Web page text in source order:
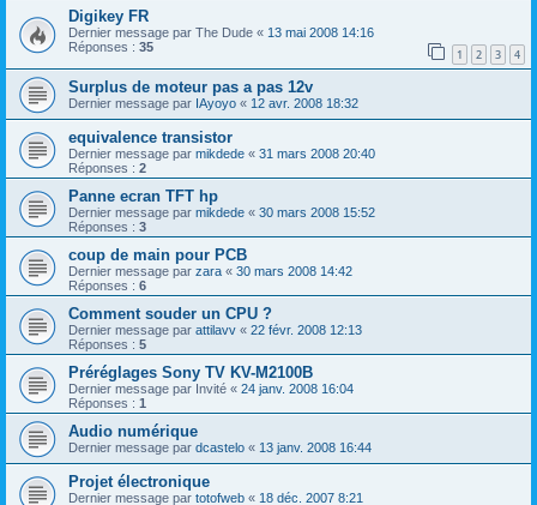
Digikey FR
Dernier message par The Dude « 13 mai 2008 14:16
Réponses : 35 1 2 3 4
Surplus de moteur pas a pas 12v
Dernier message par IAyoyo « 12 avr. 2008 18:32
equivalence transistor
Dernier message par mikdede « 31 mars 2008 20:40
Réponses : 2
Panne ecran TFT hp
Dernier message par mikdede « 30 mars 2008 15:52
Réponses : 3
coup de main pour PCB
Dernier message par zara « 30 mars 2008 14:42
Réponses : 6
Comment souder un CPU ?
Dernier message par attilavv « 22 févr. 2008 12:13
Réponses : 5
Préréglages Sony TV KV-M2100B
Dernier message par Invité « 24 janv. 2008 16:04
Réponses : 1
Audio numérique
Dernier message par dcastelo « 13 janv. 2008 16:44
Projet électronique
Dernier message par totofweb « 18 déc. 2007 8:21